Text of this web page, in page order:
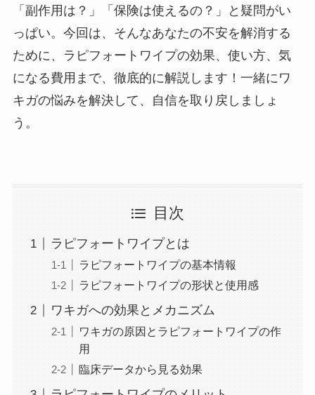
「副作用は？」「保険は使えるの？」と疑問がい
っぱい。今回は、そんなあなたの不安を解消する
ために、ラピフォートワイプの効果、使い方、気
になる費用まで、徹底的に解説します！一緒にワ
キガの悩みを解決して、自信を取り戻しましょ
う。
目次
ラピフォートワイプとは
ラピフォートワイプの基本情報
ラピフォートワイプの形状と使用感
ワキガへの効果とメカニズム
ワキガの原因とラピフォートワイプの作
用
臨床データから見る効果